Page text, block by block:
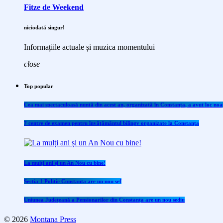
Fitze de Weekend
niciodată singur!
Informațiile actuale și muzica momentului
close
Top popular
Cea mai spectaculoasă nuntă din acest an, organizată în Constanța, a avut loc
7 centre de examen pentru învăţământul bilingv organizate la Constanţa
La mulți ani și un An Nou cu bine!
Sectia 1 Politie Constanta are un nou sef
Uniunea Județeană a Pensionarilor din Constanța are un nou sediu
© 2026 Montana Press